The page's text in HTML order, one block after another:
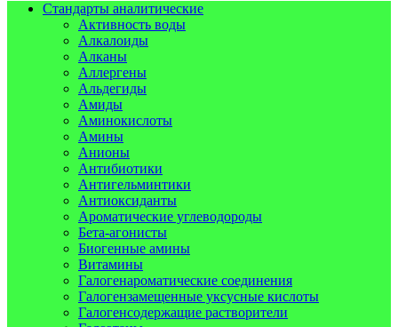
Стандарты аналитические
Активность воды
Алкалоиды
Алканы
Аллергены
Альдегиды
Амиды
Аминокислоты
Амины
Анионы
Антибиотики
Антигельминтики
Антиоксиданты
Ароматические углеводороды
Бета-агонисты
Биогенные амины
Витамины
Галогенароматические соединения
Галогензамещенные уксусные кислоты
Галогенсодержащие растворители